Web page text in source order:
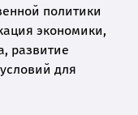
политики
экономики,
развитие
для